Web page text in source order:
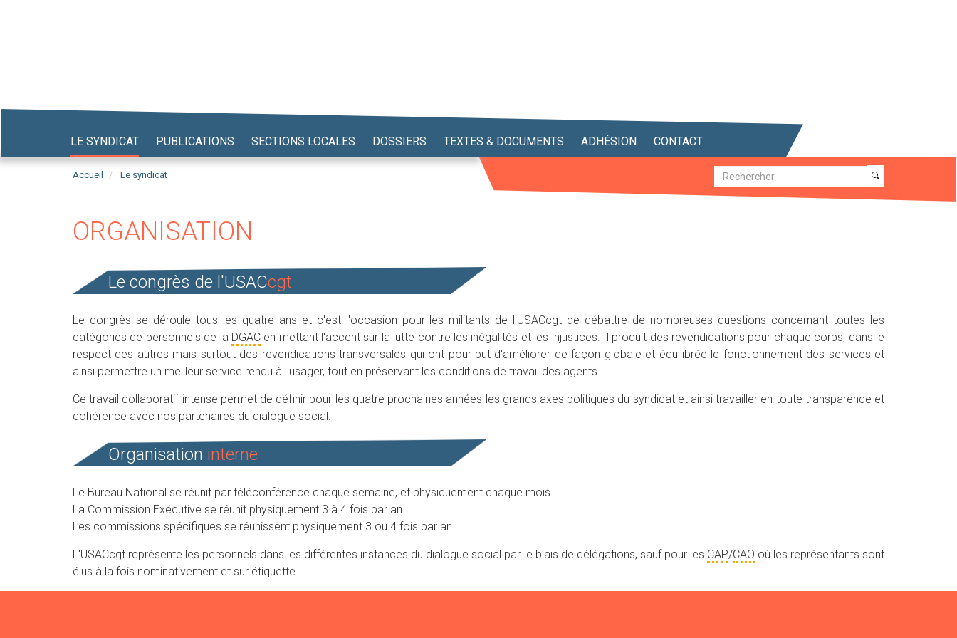
LE SYNDICAT PUBLICATIONS SECTIONS LOCALES DOSSIERS TEXTES & DOCUMENTS ADHÉSION CONTACT
Accueil Le syndicat Recherche
Recherche
ORGANISATION
Le congrès de l'USACcgt
Le congrès se déroule tous les quatre ans et c'est l'occasion pour les militants de l'USACcgt de débattre de nombreuses questions concernant toutes les
catégories de personnels de la DGACen mettant l'accent sur la lutte contre les inégalités et les injustices. Il produit des revendications pour chaque corps, dans le
respect des autres mais surtout des revendications transversales qui ont pour but d'améliorer de façon globale et équilibrée le fonctionnement des services et
ainsi permettre un meilleur service rendu à l'usager, tout en préservant les conditions de travail des agents.
Ce travail collaboratif intense permet de définir pour les quatre prochaines années les grands axes politiques du syndicat et ainsi travailler en toute transparence et
cohérence avec nos partenaires du dialogue social.
Organisation interne
Le Bureau National se réunit par téléconférence chaque semaine, et physiquement chaque mois.
La Commission Exécutive se réunit physiquement 3 à 4 fois par an.
Les commissions spécifiques se réunissent physiquement 3 ou 4 fois par an.
L'USACcgt représente les personnels dans les différentes instances du dialogue social par le biais de délégations, sauf pour les CAP/CAO où les représentants sont
élus à la fois nominativement et sur étiquette.